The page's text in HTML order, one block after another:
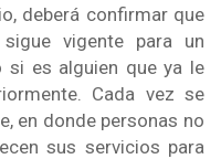
deberá confirmar que
vigente para un
si es alguien que ya le
Cada vez se
en donde personas no
sus servicios para